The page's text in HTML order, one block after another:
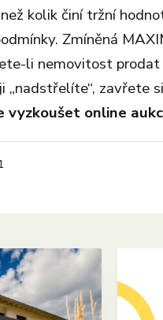
kolik činí tržní
Zmíněná
li nemovitost
„nadstřelíte“, zavřete
vyzkoušet online